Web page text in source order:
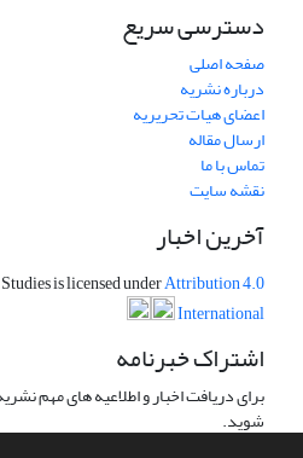
دسترسی سریع
صفحه اصلی
درباره نشریه
اعضای هیات تحریریه
ارسال مقاله
تماس با ما
نقشه سایت
آخرین اخبار
is licensed underAttribution 4.0
International
اشتراک خبرنامه
برای دریافت اخبار و اطلاعیه های مهم
شوید.